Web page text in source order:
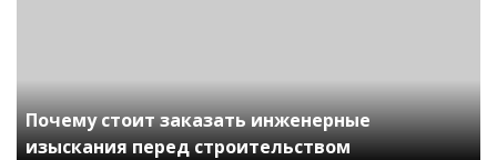
Почему стоит заказать инженерные
изыскания перед строительством